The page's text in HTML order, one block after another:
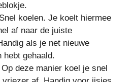
Snel koelen. Je koelt hiermee
af naar de juiste
als je net nieuwe
hebt gehaald.
Op deze manier koel je snel